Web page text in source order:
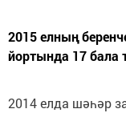
2015 елның
йортында 17 бала
2014 елда шәһәр